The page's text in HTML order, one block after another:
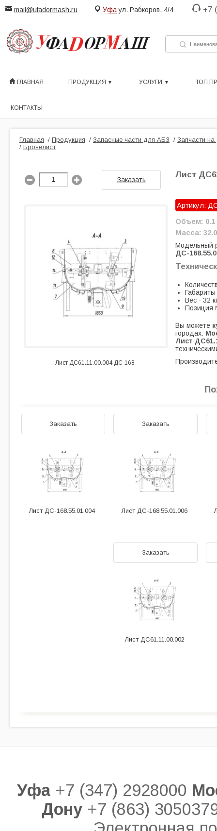
mail@ufadormash.ru Уфа ул. Рабкоров, 4/4 +7
ГЛАВНАЯ ПРОДУКЦИЯ УСЛУГИ ТОП
КОНТАКТЫ
Главная / Продукция / Запасные части для АБЗ / Запчасти
/ Бронелист
Заказать
Лист ДС61.11.00.004 ДС-168
Лист
Артикул:
Объем: 0.1
Масса: 32.0
Модельный
ДС-
Вес - 32
Позиция
Вы можете
городах:
Лист
Заказать
Лист ДС-168.55.01.004
Заказать
Лист ДС-168.55.01.006
Заказать
Лист ДС61.11.00.002
Уфа +7 (347) 2928000
Дону +7 (863)